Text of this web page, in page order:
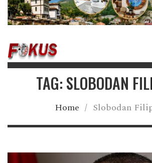
TAG: SLOBODAN
Home / Slobodan